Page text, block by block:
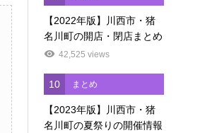
【2022年版】川西市・猪
名川町の開店・閉店まとめ
42,525 views
10 まとめ
【2023年版】川西市・猪
名川町の夏祭りの開催情報